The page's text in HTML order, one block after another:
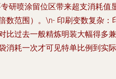
研喷涂留位区带来超支消耗值
数范围）。\n- 印刷变数复杂 ：
比过去一般精炼明装大幅得多兼
消耗一次才可见特单比例到实际